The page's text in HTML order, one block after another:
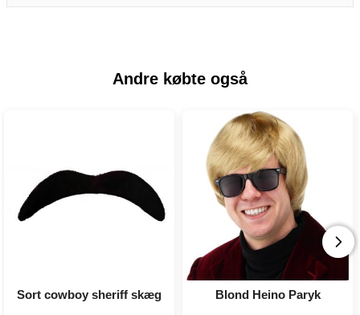
Andre købte også
Sort cowboy sheriff skæg Blond Heino Paryk